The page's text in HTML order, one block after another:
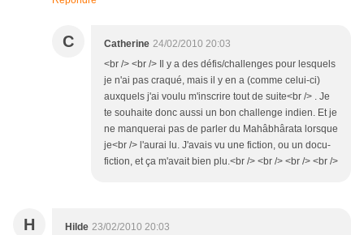
C Catherine 24/02/2010 20:03
<br /> <br /> Il y a des défis/challenges pour lesquels
je n'ai pas craqué, mais il y en a (comme celui-ci)
auxquels j'ai voulu m'inscrire tout de suite<br /> . Je
te souhaite donc aussi un bon challenge indien. Et je
ne manquerai pas de parler du Mahâbhârata lorsque
je<br /> l'aurai lu. J'avais vu une fiction, ou un docu-
fiction, et ça m'avait bien plu.<br /> <br /> <br /> <br />
H Hilde 23/02/2010 20:03